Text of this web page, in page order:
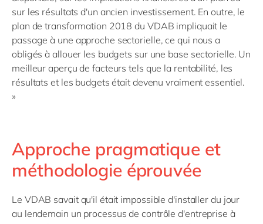
sur les résultats d'un ancien investissement. En outre, le
plan de transformation 2018 du VDAB impliquait le
passage à une approche sectorielle, ce qui nous a
obligés à allouer les budgets sur une base sectorielle. Un
meilleur aperçu de facteurs tels que la rentabilité, les
résultats et les budgets était devenu vraiment essentiel.
»
Approche pragmatique et
méthodologie éprouvée
Le VDAB savait qu'il était impossible d'installer du jour
au lendemain un processus de contrôle d'entreprise à